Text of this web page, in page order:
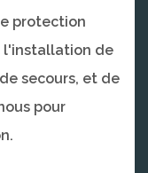
protection
l'installation de
secours, et de
pour